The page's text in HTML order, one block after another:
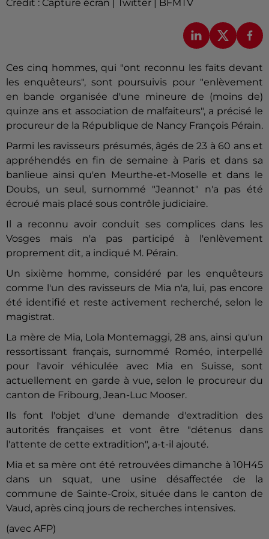
Crédit : Capture écran | Twitter | BFMTV
Ces cinq hommes, qui "ont reconnu les faits devant
les enquêteurs", sont poursuivis pour "enlèvement
en bande organisée d'une mineure de (moins de)
quinze ans et association de malfaiteurs", a précisé le
procureur de la République de Nancy François Pérain.
Parmi les ravisseurs présumés, âgés de 23 à 60 ans et
appréhendés en fin de semaine à Paris et dans sa
banlieue ainsi qu'en Meurthe-et-Moselle et dans le
Doubs, un seul, surnommé "Jeannot" n'a pas été
écroué mais placé sous contrôle judiciaire.
Il a reconnu avoir conduit ses complices dans les
Vosges mais n'a pas participé à l'enlèvement
proprement dit, a indiqué M. Pérain.
Un sixième homme, considéré par les enquêteurs
comme l'un des ravisseurs de Mia n'a, lui, pas encore
été identifié et reste activement recherché, selon le
magistrat.
La mère de Mia, Lola Montemaggi, 28 ans, ainsi qu'un
ressortissant français, surnommé Roméo, interpellé
pour l'avoir véhiculée avec
Mia
en Suisse, sont
actuellement en garde à vue, selon le procureur du
canton de Fribourg, Jean-Luc Mooser.
Ils font l'objet d'une demande d'extradition des
autorités françaises et vont être "détenus dans
l'attente de cette extradition", a-t-il ajouté.
Mia et sa mère ont été retrouvées dimanche à 10H45
dans un squat, une usine désaffectée de la
commune de Sainte-Croix, située dans le canton de
Vaud, après cinq jours de recherches intensives.
(avec AFP)